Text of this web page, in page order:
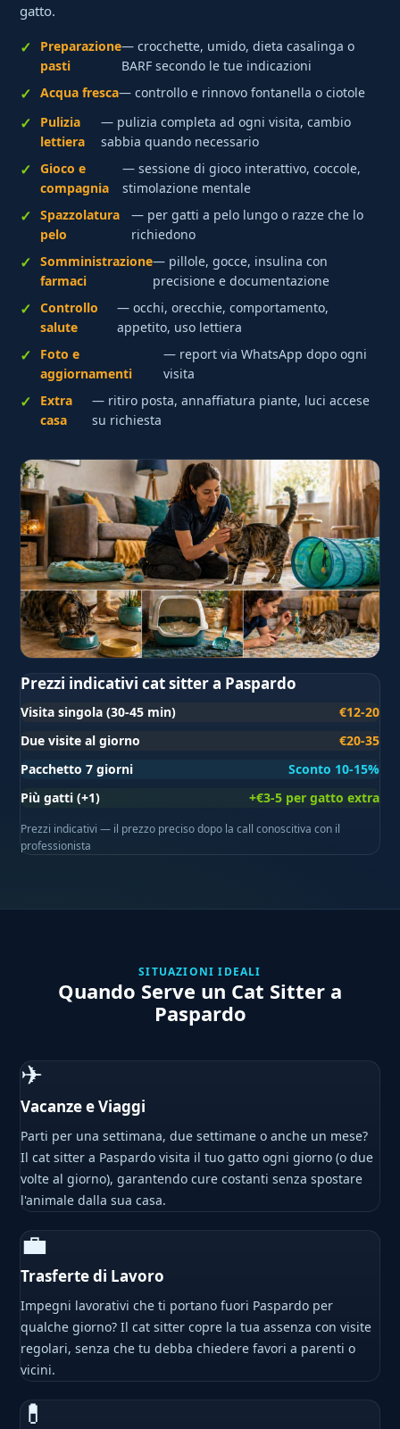
gatto.
Preparazione
pasti
— crocchette, umido, dieta casalinga o
BARF secondo le tue indicazioni
Acqua fresca— controllo e rinnovo fontanella o ciotole
Pulizia
lettiera
— pulizia completa ad ogni visita, cambio
sabbia quando necessario
Gioco e
compagnia
— sessione di gioco interattivo, coccole,
stimolazione mentale
Spazzolatura
pelo
— per gatti a pelo lungo o razze che lo
richiedono
Somministrazione
farmaci
— pillole, gocce, insulina con
precisione e documentazione
Controllo
salute
— occhi, orecchie, comportamento,
appetito, uso lettiera
Foto e
aggiornamenti
— report via WhatsApp dopo ogni
visita
Extra
casa
— ritiro posta, annaffiatura piante, luci accese
su richiesta
Prezzi indicativi cat sitter a Paspardo
Visita singola (30-45 min)
€12-20
Due visite al giorno
€20-35
Pacchetto 7 giorni
Sconto 10-15%
Più gatti (+1)
+€3-5 per gatto extra
Prezzi indicativi — il prezzo preciso dopo la call conoscitiva con il
professionista
SITUAZIONI IDEALI
Quando Serve un Cat Sitter a
Paspardo
✈
Vacanze e Viaggi
Parti per una settimana, due settimane o anche un mese?
Il cat sitter a Paspardo visita il tuo gatto ogni giorno (o due
volte al giorno), garantendo cure costanti senza spostare
l'animale dalla sua casa.
💼
Trasferte di Lavoro
Impegni lavorativi che ti portano fuori Paspardo per
qualche giorno? Il cat sitter copre la tua assenza con visite
regolari, senza che tu debba chiedere favori a parenti o
vicini.
💊